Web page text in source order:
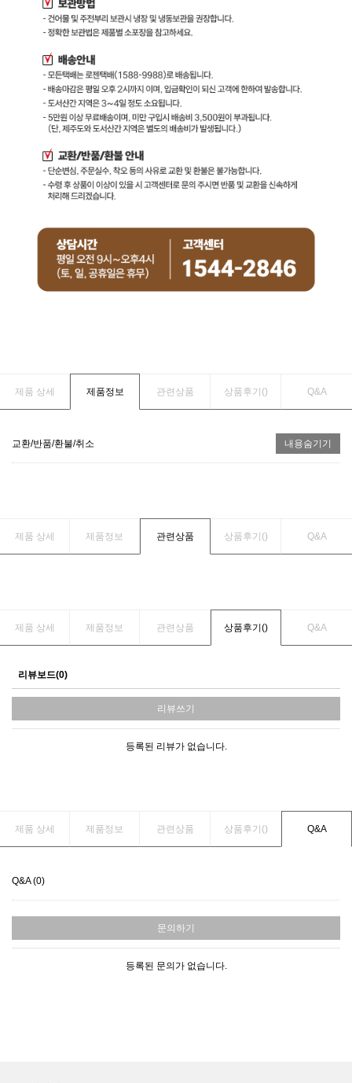
제품 상세 제품정보 관련상품 상품후기() Q&A
교환/반품/환불/취소 내용숨기기
제품 상세 제품정보 관련상품 상품후기() Q&A
제품 상세 제품정보 관련상품 상품후기() Q&A
리뷰보드(0)
리뷰쓰기
등록된 리뷰가 없습니다.
제품 상세 제품정보 관련상품 상품후기() Q&A
Q&A (0)
문의하기
등록된 문의가 없습니다.